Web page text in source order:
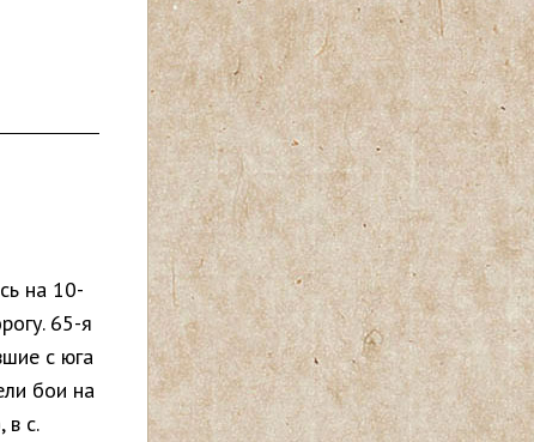
на 10-
65-я
с юга
бои на
с.